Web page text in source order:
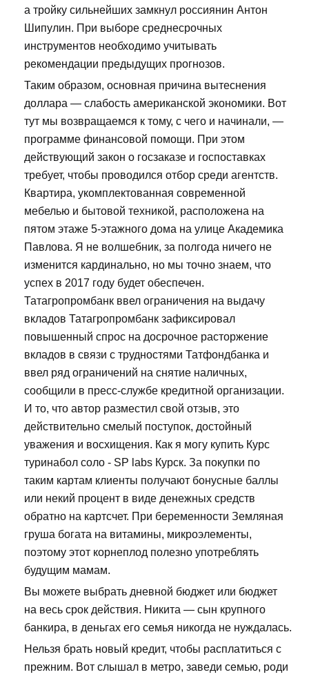
а тройку сильнейших замкнул россиянин Антон
Шипулин. При выборе среднесрочных
инструментов необходимо учитывать
рекомендации предыдущих прогнозов.
Таким образом, основная причина вытеснения
доллара — слабость американской экономики. Вот
тут мы возвращаемся к тому, с чего и начинали, —
программе финансовой помощи. При этом
действующий закон о госзаказе и госпоставках
требует, чтобы проводился отбор среди агентств.
Квартира, укомплектованная современной
мебелью и бытовой техникой, расположена на
пятом этаже 5-этажного дома на улице Академика
Павлова. Я не волшебник, за полгода ничего не
изменится кардинально, но мы точно знаем, что
успех в 2017 году будет обеспечен.
Татагропромбанк ввел ограничения на выдачу
вкладов Татагропромбанк зафиксировал
повышенный спрос на досрочное расторжение
вкладов в связи с трудностями Татфондбанка и
ввел ряд ограничений на снятие наличных,
сообщили в пресс-службе кредитной организации.
И то, что автор разместил свой отзыв, это
действительно смелый поступок, достойный
уважения и восхищения. Как я могу купить Курс
туринабол соло - SP labs Курск. За покупки по
таким картам клиенты получают бонусные баллы
или некий процент в виде денежных средств
обратно на картсчет. При беременности Земляная
груша богата на витамины, микроэлементы,
поэтому этот корнеплод полезно употреблять
будущим мамам.
Вы можете выбрать дневной бюджет или бюджет
на весь срок действия. Никита — сын крупного
банкира, в деньгах его семья никогда не нуждалась.
Нельзя брать новый кредит, чтобы расплатиться с
прежним. Вот слышал в метро, заведи семью, роди